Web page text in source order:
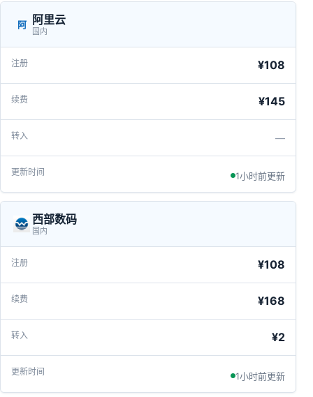
阿 阿里云
国内
¥108
¥145
—
1小时前更新
西部数码
国内
¥108
¥168
¥2
1小时前更新